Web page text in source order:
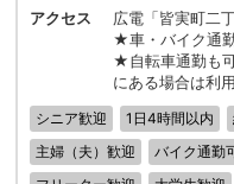
アクセス
広電「皆実町二
★車・バイク通
★自転車通勤も
にある場合は利用
シニア歓迎 1日4時間以内
主婦（夫）歓迎
バイク通勤